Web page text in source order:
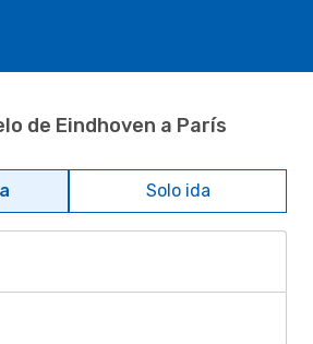
de Eindhoven a París
Solo ida